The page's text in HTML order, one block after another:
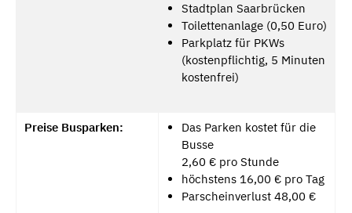
Stadtplan Saarbrücken
Toilettenanlage (0,50 Euro)
Parkplatz für PKWs
(kostenpflichtig, 5 Minuten
kostenfrei)
Preise Busparken:
Das Parken kostet für die
Busse
2,60 € pro Stunde
höchstens 16,00 € pro Tag
Parscheinverlust 48,00 €